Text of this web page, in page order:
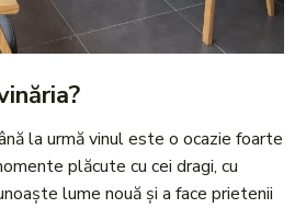
la urmă vinul este o ocazie foarte
plăcute cu cei dragi, cu
lume nouă și a face prietenii